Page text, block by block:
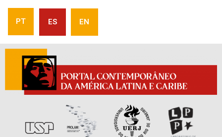
PT ES EN